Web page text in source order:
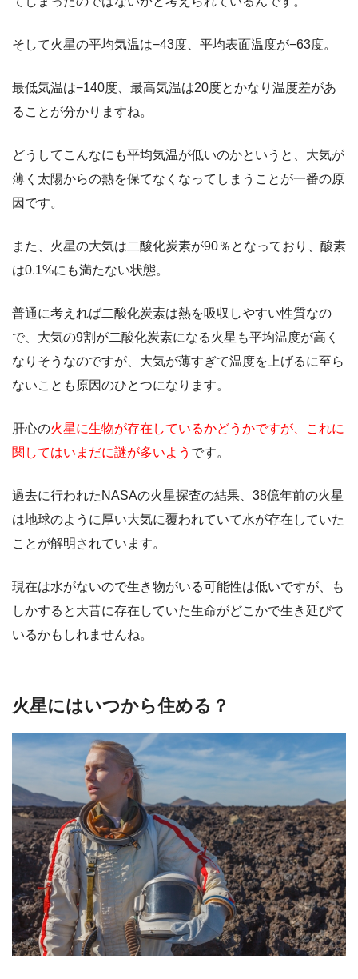
そして火星の平均気温は−43度、平均表面温度が−63度。
最低気温は−140度、最高気温は20度とかなり温度差があ
ることが分かりますね。
どうしてこんなにも平均気温が低いのかというと、大気が
薄く太陽からの熱を保てなくなってしまうことが一番の原
因です。
また、火星の大気は二酸化炭素が90％となっており、酸素
は0.1%にも満たない状態。
普通に考えれば二酸化炭素は熱を吸収しやすい性質なの
で、大気の9割が二酸化炭素になる火星も平均温度が高く
なりそうなのですが、大気が薄すぎて温度を上げるに至ら
ないことも原因のひとつになります。
肝心の火星に生物が存在しているかどうかですが、これに
関してはいまだに謎が多いよう です。
過去に行われた NASAの火星探査の結果、38億年前の火星
は地球のように厚い大気に覆われていて水が存在していた
ことが解明されています。
現在は水がないので生き物がいる可能性は低いですが、も
しかすると大昔に存在していた生命がどこかで生き延びて
いるかもしれませんね。
火星にはいつから住める？